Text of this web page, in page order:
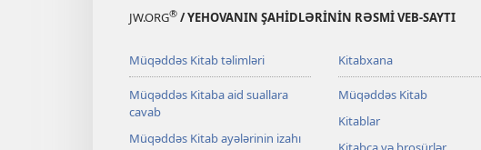
JW.ORG® / YEHOVANIN ŞAHİDLƏRİNİN RƏSMİ VEB-SAYTI
Müqəddəs Kitab təlimləri
Müqəddəs Kitaba aid suallara
cavab
Müqəddəs Kitab ayələrinin izahı
Kitabxana
Müqəddəs Kitab
Kitablar